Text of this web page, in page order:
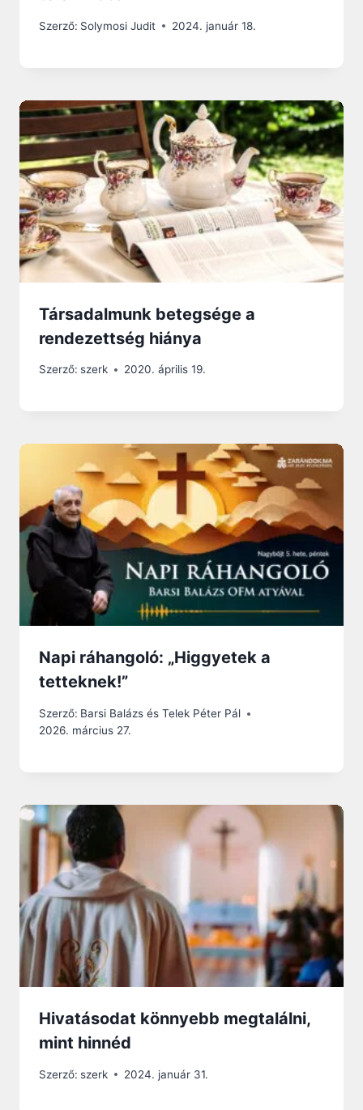
Szerző: Solymosi Judit 2024. január 18.
Társadalmunk betegsége a
rendezettség hiánya
Szerző: szerk 2020. április 19.
Napi ráhangoló: „Higgyetek a
tetteknek!”
Szerző: Barsi Balázs és Telek Péter Pál
2026. március 27.
Hivatásodat könnyebb megtalálni,
mint hinnéd
Szerző: szerk 2024. január 31.